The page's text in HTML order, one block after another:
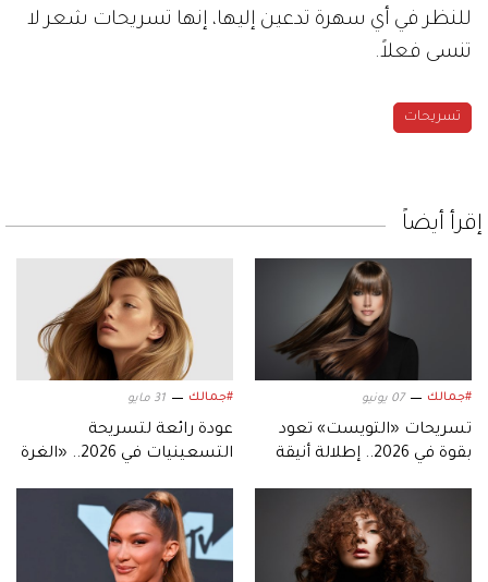
للنظر في أي سهرة تدعين إليها، إنها تسريحات شعر لا
تنسى فعلاً.
تسريحات
إقرأ أيضاً
#جمالك 07 يونيو
تسريحات «التويست» تعود
بقوة في 2026.. إطلالة أنيقة
#جمالك 31 مايو
عودة رائعة لتسريحة
التسعينيات في 2026.. «الغرة